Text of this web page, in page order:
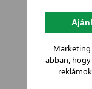
Marketing
abban,